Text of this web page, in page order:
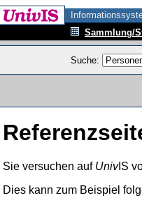
Sammlung/
Suche:
Sie versuchen auf UnivIS
Dies kann zum Beispiel